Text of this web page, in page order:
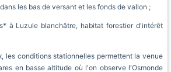
les bas de versant et les fonds de vallon ;
à Luzule blanchâtre, habitat forestier d'intérêt
les conditions stationnelles permettent la venue
en basse altitude où l'on observe l'Osmonde